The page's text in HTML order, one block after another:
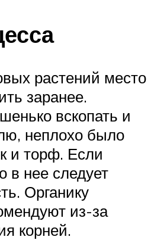
растений место
заранее.
вскопать и
неплохо было
и торф. Если
в нее следует
Органику
из-за
корней.